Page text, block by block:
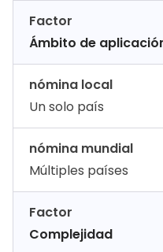
Factor
Ámbito de
nómina local
Un solo país
nómina mundial
Múltiples países
Factor
Complejidad